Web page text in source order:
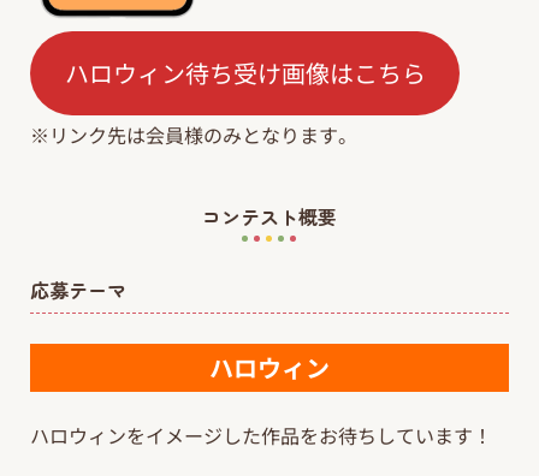
ハロウィン待ち受け画像はこちら
※リンク先は会員様のみとなります。
コンテスト概要
応募テーマ
ハロウィン
ハロウィンをイメージした作品をお待ちしています！